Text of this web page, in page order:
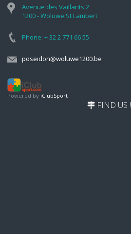
Avenue des Vaillants 2
1200 - Woluwe St Lambert
Phone: + 32 2 771 66 55
poseidon@woluwe1200.be
Powered by iClubSport
FIND US !